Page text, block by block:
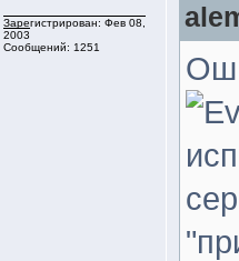
Зарегистрирован: Фев 08,
2003
Сообщений: 1251